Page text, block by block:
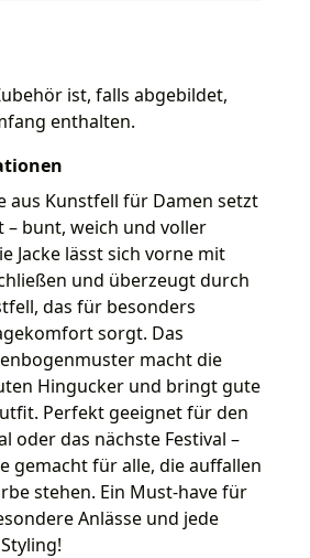
ist, falls abgebildet,
enthalten.
aus Kunstfell für Damen setzt
– bunt, weich und voller
Jacke lässt sich vorne mit
und überzeugt durch
das für besonders
sorgt. Das
macht die
Hingucker und bringt gute
Perfekt geeignet für den
oder das nächste Festival –
gemacht für alle, die auffallen
stehen. Ein Must-have für
Anlässe und jede